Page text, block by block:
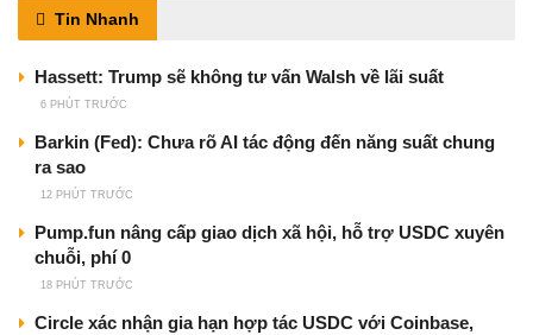
Tin Nhanh
Hassett: Trump sẽ không tư vấn Walsh về lãi suất
6 PHÚT TRƯỚC
Barkin (Fed): Chưa rõ AI tác động đến năng suất chung
ra sao
12 PHÚT TRƯỚC
Pump.fun nâng cấp giao dịch xã hội, hỗ trợ USDC xuyên
chuỗi, phí 0
18 PHÚT TRƯỚC
Circle xác nhận gia hạn hợp tác USDC với Coinbase,